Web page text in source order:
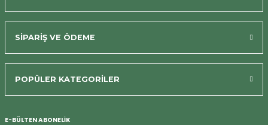
SİPARİŞ VE ÖDEME
POPÜLER KATEGORİLER
E-BÜLTEN ABONELİK
Bizi Arayın